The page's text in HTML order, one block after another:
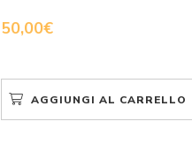
50,00€
AGGIUNGI AL CARRELLO